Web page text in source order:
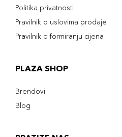
Politika privatnosti
Pravilnik o uslovima prodaje
Pravilnik o formiranju cijena
PLAZA SHOP
Brendovi
Blog